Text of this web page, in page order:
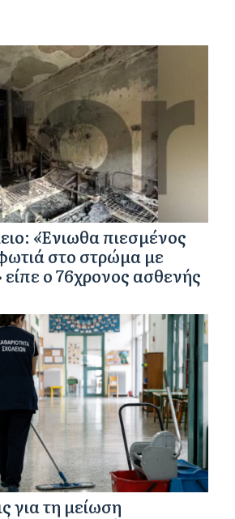
«Ένιωθα πιεσμένος
στο στρώμα με
ο 76χρονος ασθενής
για τη μείωση